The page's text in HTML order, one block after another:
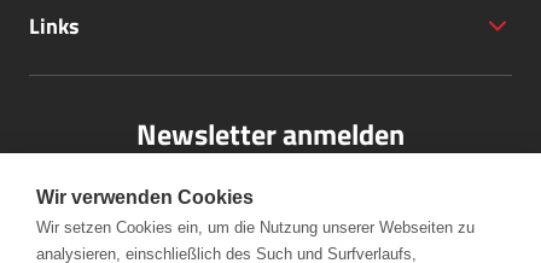
+43 (5572) 40797
Links
Newsletter anmelden
Bitte melden Sie sich für unseren Newsletter an.
Anmelden
Wir verwenden Cookies
Wir setzen Cookies ein, um die Nutzung unserer Webseiten zu
analysieren, einschließlich des Such und Surfverlaufs,